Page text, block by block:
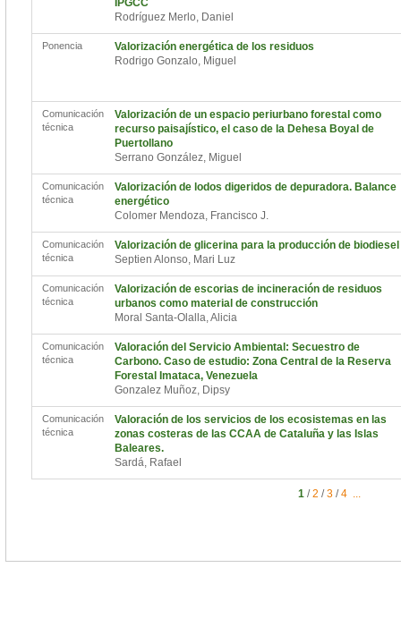
IPGCC
Rodríguez Merlo, Daniel
Ponencia
Valorización energética de los residuos
Rodrigo Gonzalo, Miguel
Comunicación
técnica
Valorización de un espacio periurbano forestal como
recurso paisajístico, el caso de la Dehesa Boyal de
Puertollano
Serrano González, Miguel
Comunicación
técnica
Valorización de lodos digeridos de depuradora. Balance
energético
Colomer Mendoza, Francisco J.
Comunicación
técnica
Valorización de glicerina para la producción de biodiesel
Septien Alonso, Mari Luz
Comunicación
técnica
Valorización de escorias de incineración de residuos
urbanos como material de construcción
Moral Santa-Olalla, Alicia
Comunicación
técnica
Valoración del Servicio Ambiental: Secuestro de
Carbono. Caso de estudio: Zona Central de la Reserva
Forestal Imataca, Venezuela
Gonzalez Muñoz, Dipsy
Comunicación
técnica
Valoración de los servicios de los ecosistemas en las
zonas costeras de las CCAA de Cataluña y las Islas
Baleares.
Sardá, Rafael
1 / 2 / 3 / 4 ...